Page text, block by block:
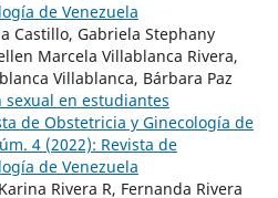
de Venezuela
Castillo, Gabriela Stephany
Marcela Villablanca Rivera,
Villablanca, Bárbara Paz
sexual en estudiantes
de Obstetricia y Ginecología de
4 (2022): Revista de
de Venezuela
Rivera R, Fernanda Rivera